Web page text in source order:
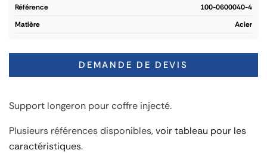
référence
100-0600040-4
matière
Acier
DEMANDE DE DEVIS
Support longeron pour coffre injecté.
Plusieurs références disponibles,voir tableau pour les
caractéristiques.